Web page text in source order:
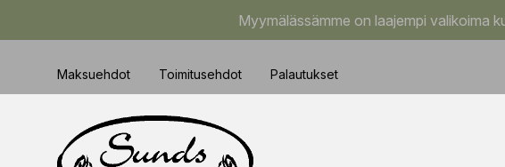
Myymälässämme on laajempi valikoima
Maksuehdot Toimitusehdot Palautukset